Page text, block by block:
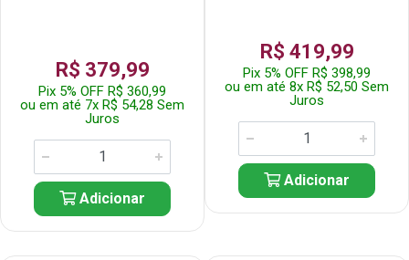
R$ 379,99
Pix 5% OFF R$ 360,99
ou em até 7x R$ 54,28 Sem
Juros
Adicionar
R$ 419,99
Pix 5% OFF R$ 398,99
ou em até 8x R$ 52,50 Sem
Juros
Adicionar